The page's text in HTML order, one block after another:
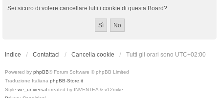
Sei sicuro di volere cancellare tutti i cookie di questa Board?
Indice Contattaci Cancella cookie Tutti gli orari sono UTC+02:00
Powered by phpBB® Forum Software © phpBB Limited
Traduzione Italiana phpBB-Store.it
Style we_universal created by INVENTEA & v12mike